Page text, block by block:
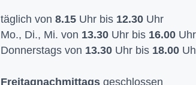
täglich von 8.15 Uhr bis 12.30 Uhr
Mo., Di., Mi. von 13.30 Uhr bis 16.00 Uhr
Donnerstags von 13.30 Uhr bis 18.00
Freitagnachmittags geschlossen